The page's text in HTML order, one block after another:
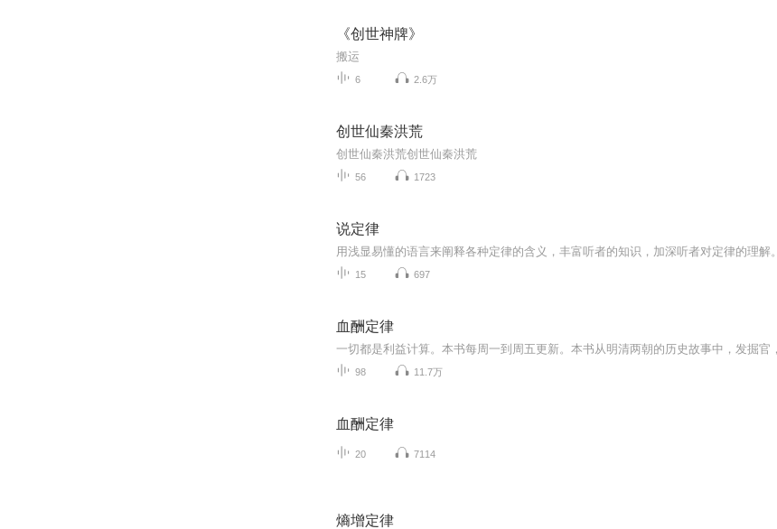
《创世神牌》
搬运
6 2.6万
创世仙秦洪荒
创世仙秦洪荒创世仙秦洪荒
56 1723
说定律
用浅显易懂的语言来阐释各种定律的含义，丰富听者的知识，加深听者对定律的理解。
15 697
血酬定律
98 11.7万
血酬定律
20 7114
熵增定律